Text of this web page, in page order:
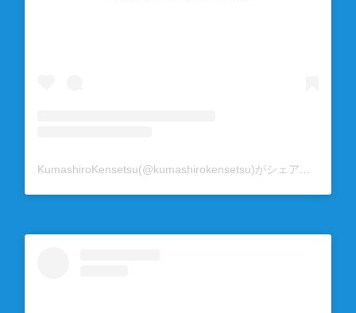
KumashiroKensetsu(@kumashirokensetsu)がシェアした投稿